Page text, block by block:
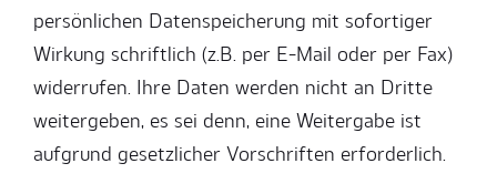
persönlichen Datenspeicherung mit sofortiger
Wirkung schriftlich (z.B. per E-Mail oder per Fax)
widerrufen. Ihre Daten werden nicht an Dritte
weitergeben, es sei denn, eine Weitergabe ist
aufgrund gesetzlicher Vorschriften erforderlich.